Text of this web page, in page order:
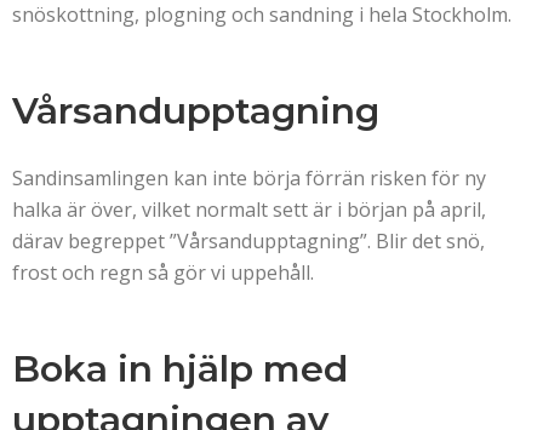
snöskottning, plogning och sandning i hela Stockholm.
Vårsandupptagning
Sandinsamlingen kan inte börja förrän risken för ny
halka är över, vilket normalt sett är i början på april,
därav begreppet ”Vårsandupptagning”. Blir det snö,
frost och regn så gör vi uppehåll.
Boka in hjälp med
upptagningen av